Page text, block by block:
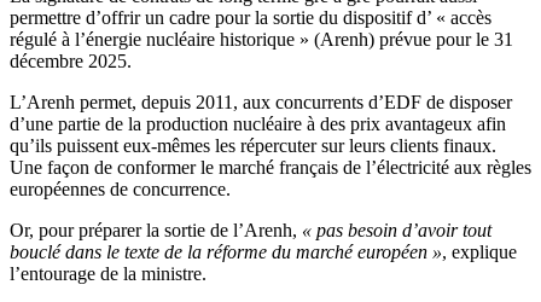
permettre d’offrir un cadre pour la sortie du dispositif d’ « accès
régulé à l’énergie nucléaire historique » (Arenh) prévue pour le 31
décembre 2025.
L’Arenh permet, depuis 2011, aux concurrents d’EDF de disposer
d’une partie de la production nucléaire à des prix avantageux afin
qu’ils puissent eux-mêmes les répercuter sur leurs clients finaux.
Une façon de conformer le marché français de l’électricité aux règles
européennes de concurrence.
Or, pour préparer la sortie de l’Arenh, « pas besoin d’avoir tout
bouclé dans le texte de la réforme du marché européen », explique
l’entourage de la ministre.